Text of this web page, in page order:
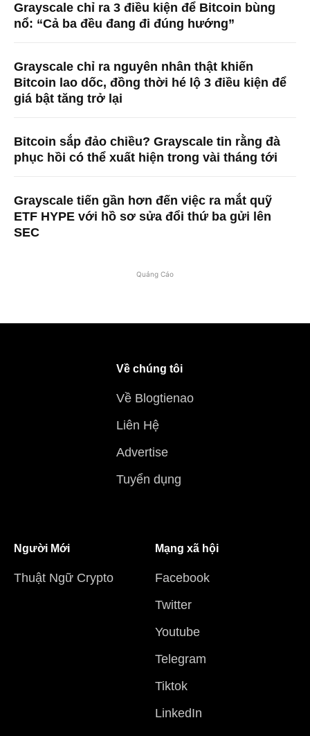
Grayscale chỉ ra 3 điều kiện để Bitcoin bùng
nổ: “Cả ba đều đang đi đúng hướng”
Grayscale chỉ ra nguyên nhân thật khiến
Bitcoin lao dốc, đồng thời hé lộ 3 điều kiện để
giá bật tăng trở lại
Bitcoin sắp đảo chiều? Grayscale tin rằng đà
phục hồi có thể xuất hiện trong vài tháng tới
Grayscale tiến gần hơn đến việc ra mắt quỹ
ETF HYPE với hồ sơ sửa đổi thứ ba gửi lên
SEC
Quảng Cáo
Về chúng tôi
Về Blogtienao
Liên Hệ
Advertise
Tuyển dụng
Người Mới
Thuật Ngữ Crypto
Mạng xã hội
Facebook
Twitter
Youtube
Telegram
Tiktok
LinkedIn